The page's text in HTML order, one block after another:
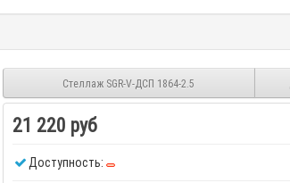
Стеллаж SGR-V-ДСП 1864-2.5
21 220 руб
Доступность: